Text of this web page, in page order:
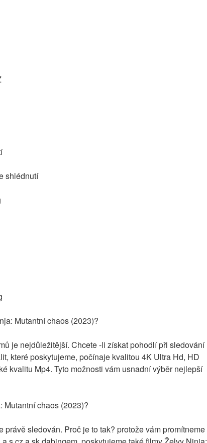
shlédnutí
Mutantní chaos (2023)?
je nejdůležitější. Chcete -li získat pohodlí při sledování
které poskytujeme, počínaje kvalitou 4K Ultra Hd, HD
kvalitu Mp4. Tyto možnosti vám usnadní výběr nejlepší
chaos (2023)?
sledován. Proč je to tak? protože vám promítneme